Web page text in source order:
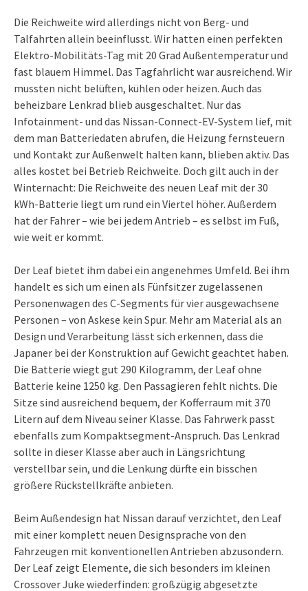
Die Reichweite wird allerdings nicht von Berg- und
Talfahrten allein beeinflusst. Wir hatten einen perfekten
Elektro-Mobilitäts-Tag mit 20 Grad Außentemperatur und
fast blauem Himmel. Das Tagfahrlicht war ausreichend. Wir
mussten nicht belüften, kühlen oder heizen. Auch das
beheizbare Lenkrad blieb ausgeschaltet. Nur das
Infotainment- und das Nissan-Connect-EV-System lief, mit
dem man Batteriedaten abrufen, die Heizung fernsteuern
und Kontakt zur Außenwelt halten kann, blieben aktiv. Das
alles kostet bei Betrieb Reichweite. Doch gilt auch in der
Winternacht: Die Reichweite des neuen Leaf mit der 30
kWh-Batterie liegt um rund ein Viertel höher. Außerdem
hat der Fahrer – wie bei jedem Antrieb – es selbst im Fuß,
wie weit er kommt.
Der Leaf bietet ihm dabei ein angenehmes Umfeld. Bei ihm
handelt es sich um einen als Fünfsitzer zugelassenen
Personenwagen des C-Segments für vier ausgewachsene
Personen – von Askese kein Spur. Mehr am Material als an
Design und Verarbeitung lässt sich erkennen, dass die
Japaner bei der Konstruktion auf Gewicht geachtet haben.
Die Batterie wiegt gut 290 Kilogramm, der Leaf ohne
Batterie keine 1250 kg. Den Passagieren fehlt nichts. Die
Sitze sind ausreichend bequem, der Kofferraum mit 370
Litern auf dem Niveau seiner Klasse. Das Fahrwerk passt
ebenfalls zum Kompaktsegment-Anspruch. Das Lenkrad
sollte in dieser Klasse aber auch in Längsrichtung
verstellbar sein, und die Lenkung dürfte ein bisschen
größere Rückstellkräfte anbieten.
Beim Außendesign hat Nissan darauf verzichtet, den Leaf
mit einer komplett neuen Designsprache von den
Fahrzeugen mit konventionellen Antrieben abzusondern.
Der Leaf zeigt Elemente, die sich besonders im kleinen
Crossover Juke wiederfinden: großzügig abgesetzte